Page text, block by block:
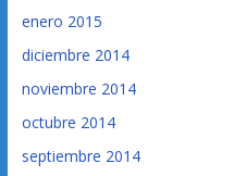
enero 2015
diciembre 2014
noviembre 2014
octubre 2014
septiembre 2014